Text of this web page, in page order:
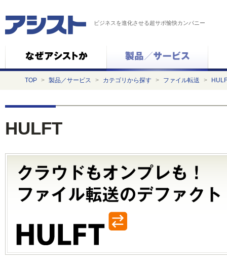
ビジネスを進化させる超サポ愉快カンパニー
TOP > 製品／サービス > カテゴリから探す > ファイル転送 >
HULFT